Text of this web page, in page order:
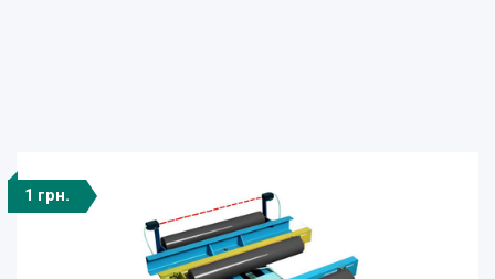
1 грн.